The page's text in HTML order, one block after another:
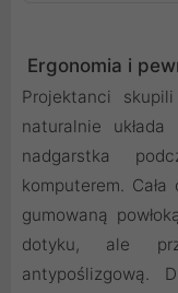
Ergonomia i
Projektanci
naturalnie
nadgarstka
komputerem.
gumowaną
dotyku, ale
antypoślizgową.